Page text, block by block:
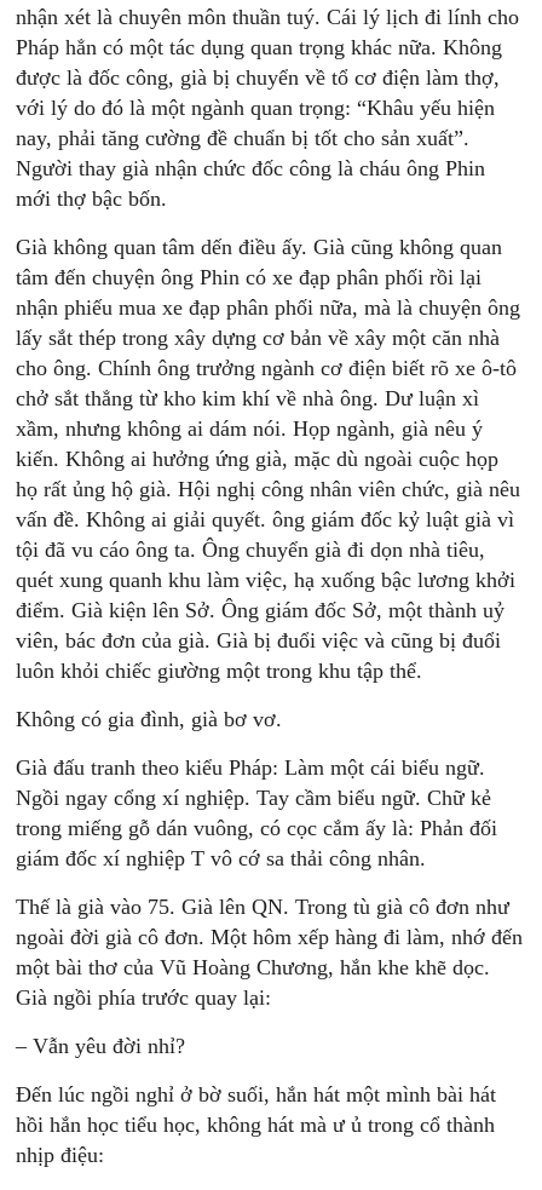
nhận xét là chuyên môn thuần tuý. Cái lý lịch đi lính cho
Pháp hẳn có một tác dụng quan trọng khác nữa. Không
được là đốc công, già bị chuyển về tổ cơ điện làm thợ,
với lý do đó là một ngành quan trọng: “Khâu yếu hiện
nay, phải tăng cường đề chuẩn bị tốt cho sản xuất”.
Người thay già nhận chức đốc công là cháu ông Phin
mới thợ bậc bốn.
Già không quan tâm dến điều ấy. Già cũng không quan
tâm đến chuyện ông Phin có xe đạp phân phối rồi lại
nhận phiếu mua xe đạp phân phối nữa, mà là chuyện ông
lấy sắt thép trong xây dựng cơ bản về xây một căn nhà
cho ông. Chính ông trưởng ngành cơ điện biết rõ xe ô-tô
chở sắt thẳng từ kho kim khí về nhà ông. Dư luận xì
xầm, nhưng không ai dám nói. Họp ngành, già nêu ý
kiến. Không ai hưởng ứng già, mặc dù ngoài cuộc họp
họ rất ủng hộ già. Hội nghị công nhân viên chức, già nêu
vấn đề. Không ai giải quyết. ông giám đốc kỷ luật già vì
tội đã vu cáo ông ta. Ông chuyển già đi dọn nhà tiêu,
quét xung quanh khu làm việc, hạ xuống bậc lương khởi
điểm. Già kiện lên Sở. Ông giám đốc Sở, một thành uỷ
viên, bác đơn của già. Già bị đuổi việc và cũng bị đuổi
luôn khỏi chiếc giường một trong khu tập thể.
Không có gia đình, già bơ vơ.
Già đấu tranh theo kiểu Pháp: Làm một cái biểu ngữ.
Ngồi ngay cổng xí nghiệp. Tay cầm biểu ngữ. Chữ kẻ
trong miếng gỗ dán vuông, có cọc cắm ấy là: Phản đối
giám đốc xí nghiệp T vô cớ sa thải công nhân.
Thế là già vào 75. Già lên QN. Trong tù già cô đơn như
ngoài đời già cô đơn. Một hôm xếp hàng đi làm, nhớ đến
một bài thơ của Vũ Hoàng Chương, hắn khe khẽ dọc.
Già ngồi phía trước quay lại:
– Vẫn yêu đời nhỉ?
Đến lúc ngồi nghỉ ở bờ suối, hắn hát một mình bài hát
hồi hắn học tiểu học, không hát mà ư ủ trong cổ thành
nhịp điệu: